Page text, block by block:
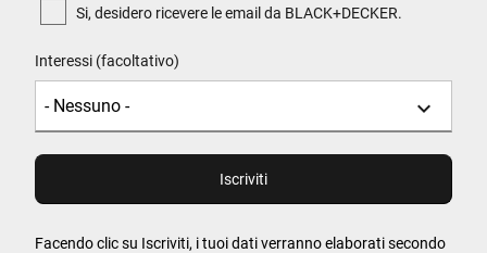
Si, desidero ricevere le email da BLACK+DECKER.
Interessi (facoltativo)
Facendo clic su Iscriviti, i tuoi dati verranno elaborati secondo